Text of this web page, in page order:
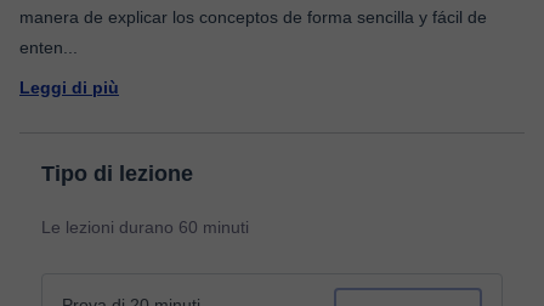
manera de explicar los conceptos de forma sencilla y fácil de
enten
Leggi di più
Tipo di lezione
Le lezioni durano 60 minuti